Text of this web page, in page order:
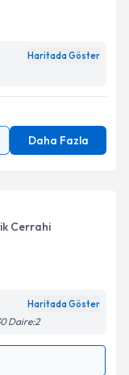
Haritada Göster
Daha Fazla
Cerrahi
Haritada Göster
Daire:2